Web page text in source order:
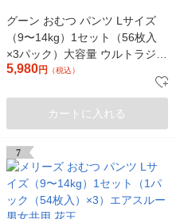
グーン おむつ パンツ Lサイズ
（9〜14kg）1セット（56枚入
×3パック）大容量 ウルトラジャ
ンボ 長時間でもモレ0へ 大王製
5,980円 （税込）
カートに入れる
7